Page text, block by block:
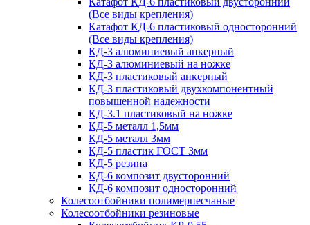
(Все виды крепления)
Катафот КД-6 пластиковый односторонний
(Все виды крепления)
КД-3 алюминиевый анкерный
КД-3 алюминиевый на ножке
КД-3 пластиковый анкерный
КД-3 пластиковый двухкомпонентный
повышенной надежности
КД-3.1 пластиковый на ножке
КД-5 металл 1,5мм
КД-5 металл 3мм
КД-5 пластик ГОСТ 3мм
КД-5 резина
КД-6 композит двусторонний
КД-6 композит односторонний
Колесоотбойники полимерпесчаные
Колесоотбойники резиновые